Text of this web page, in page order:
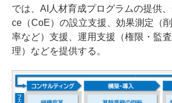
では、AI人材育成プログラムの提供
ce（CoE）の設立支援、効果測定（
率など）支援、運用支援（権限・監
理）などを提供する。